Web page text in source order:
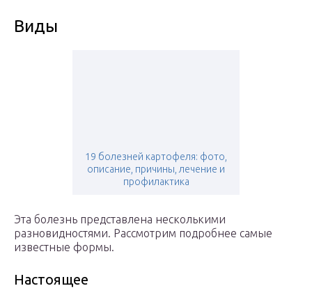
Виды
19 болезней картофеля: фото,
описание, причины, лечение и
профилактика
Эта болезнь представлена несколькими
разновидностями. Рассмотрим подробнее самые
известные формы.
Настоящее